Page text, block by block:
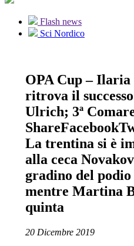
Flash news
Sci Nordico
OPA Cup –
ritrova il
Ulrich; 3ª
La trentina si è
alla ceca
gradino del
mentre Martina
quinta
20 Dicembre 2019